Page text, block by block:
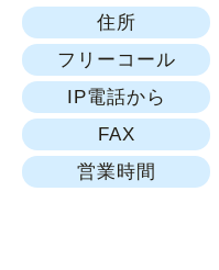
住所
フリーコール
IP電話から
FAX
営業時間